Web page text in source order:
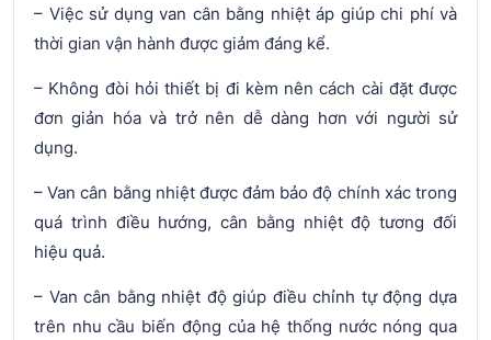
– Việc sử dụng van cân bằng nhiệt áp giúp chi phí và
thời gian vận hành được giảm đáng kể.
– Không đòi hỏi thiết bị đi kèm nên cách cài đặt được
đơn giản hóa và trở nên dễ dàng hơn với người sử
dụng.
– Van cân bằng nhiệt được đảm bảo độ chính xác trong
quá trình điều hướng, cân bằng nhiệt độ tương đối
hiệu quả.
– Van cân bằng nhiệt độ giúp điều chỉnh tự động dựa
trên nhu cầu biến động của hệ thống nước nóng qua